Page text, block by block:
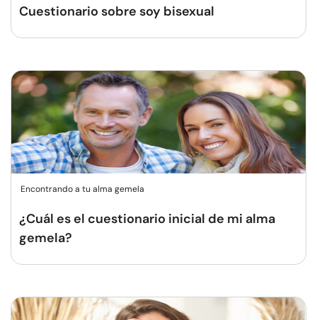
Cuestionario sobre soy bisexual
Encontrando a tu alma gemela
¿Cuál es el cuestionario inicial de mi alma
gemela?